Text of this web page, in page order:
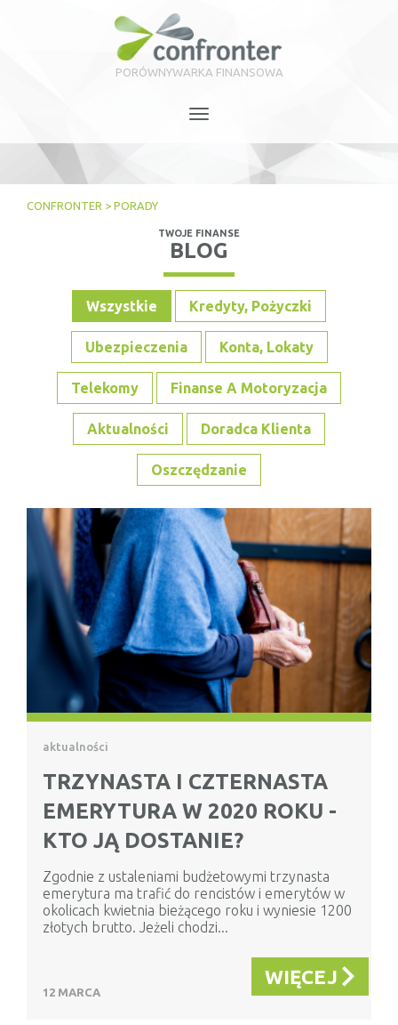
PORÓWNYWARKA FINANSOWA
navigation
CONFRONTER > PORADY
TWOJE FINANSE
BLOG
Wszystkie Kredyty, Pożyczki
Ubezpieczenia Konta, Lokaty
Telekomy Finanse A Motoryzacja
Aktualności Doradca Klienta
Oszczędzanie
aktualności
TRZYNASTA I CZTERNASTA
EMERYTURA W 2020 ROKU -
KTO JĄ DOSTANIE?
Zgodnie z ustaleniami budżetowymi trzynasta
emerytura ma trafić do rencistów i emerytów w
okolicach kwietnia bieżącego roku i wyniesie 1200
złotych brutto. Jeżeli chodzi...
12 MARCA
WIĘCEJ